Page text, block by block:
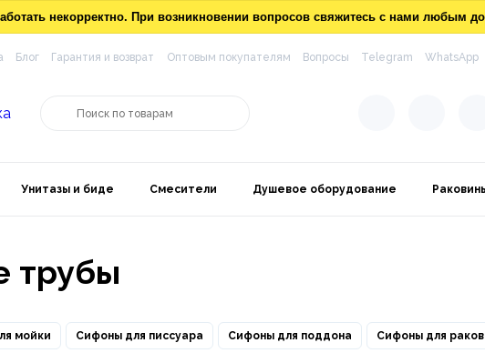
некорректно. При возникновении вопросов свяжитесь с нами любым
Блог Гарантия и возврат Оптовым покупателям Вопросы Telegram WhatsApp
Унитазы и биде Смесители Душевое оборудование
трубы
мойки Сифоны для писсуара Сифоны для поддона Сифоны для